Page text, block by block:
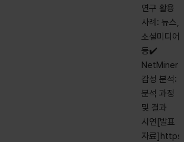
연구 활용
사례: 뉴스,
소셜미디어
등✔️
NetMiner
감성 분석:
분석 과정
및 결과
시연[발표
자료